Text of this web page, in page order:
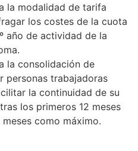
la modalidad de tarifa
los costes de la cuota
año de actividad de la
la consolidación de
personas trabajadoras
la continuidad de su
los primeros 12 meses
como máximo.